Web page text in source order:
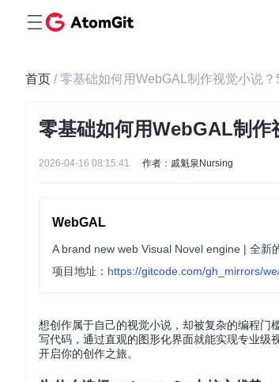
首页 / 零基础如何用WebGAL制作视觉小说
零基础如何用WebGAL制作
2026-04-16 08:15:41 作者：戚魁泉Nursing
WebGAL
A brand new web Visual Novel engine | 全新
项目地址： https://gitcode.com/gh_mirrors/
想创作属于自己的视觉小说，却被复杂的编程门
写代码，通过直观的图形化界面就能实现专业级
开启你的创作之旅。